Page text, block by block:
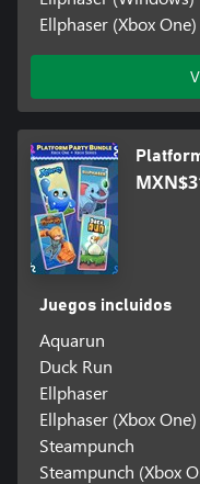
Ellphaser (Xbox One)
Juegos incluidos
Aquarun
Duck Run
Ellphaser
Ellphaser (Xbox One)
Steampunch
Steampunch (Xbox